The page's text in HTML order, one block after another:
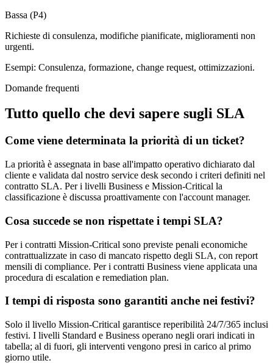
Bassa (P4)
Richieste di consulenza, modifiche pianificate, miglioramenti non
urgenti.
Esempi: Consulenza, formazione, change request, ottimizzazioni.
Domande frequenti
Tutto quello che devi sapere sugli SLA
Come viene determinata la priorità di un ticket?
La priorità è assegnata in base all'impatto operativo dichiarato dal
cliente e validata dal nostro service desk secondo i criteri definiti nel
contratto SLA. Per i livelli Business e Mission-Critical la
classificazione è discussa proattivamente con l'account manager.
Cosa succede se non rispettate i tempi SLA?
Per i contratti Mission-Critical sono previste penali economiche
contrattualizzate in caso di mancato rispetto degli SLA, con report
mensili di compliance. Per i contratti Business viene applicata una
procedura di escalation e remediation plan.
I tempi di risposta sono garantiti anche nei festivi?
Solo il livello Mission-Critical garantisce reperibilità 24/7/365 inclusi
festivi. I livelli Standard e Business operano negli orari indicati in
tabella; al di fuori, gli interventi vengono presi in carico al primo
giorno utile.